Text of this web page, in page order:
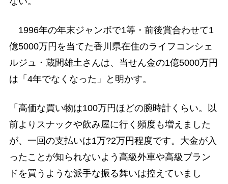
1996年の年末ジャンボで1等・前後賞合わせて1
億5000万円を当てた香川県在住のライフコンシェ
ルジュ・蔵間雄土さんは、当せん金の1億5000万円
は「4年でなくなった」と明かす。
「高価な買い物は100万円ほどの腕時計くらい。以
前よりスナックや飲み屋に行く頻度も増えました
が、一回の支払いは1万?2万円程度です。大金が入
ったことが知られないよう高級外車や高級ブラン
ドを買うような派手な振る舞いは控えていまし